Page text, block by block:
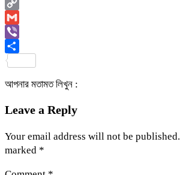
Email
Copy
Link
Gmail
Viber
আপনার মতামত লিখুন :
Leave a Reply
Your email address will not be published.
marked *